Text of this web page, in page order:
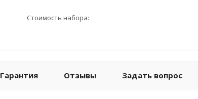
Стоимость набора:
Гарантия Отзывы Задать вопрос